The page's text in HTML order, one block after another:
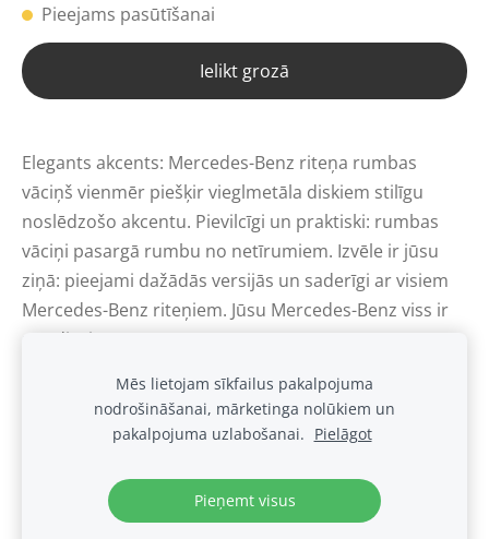
Pieejams pasūtīšanai
Ielikt grozā
Elegants akcents: Mercedes-Benz riteņa rumbas
vāciņš vienmēr piešķir vieglmetāla diskiem stilīgu
noslēdzošo akcentu. Pievilcīgi un praktiski: rumbas
vāciņi pasargā rumbu no netīrumiem. Izvēle ir jūsu
ziņā: pieejami dažādās versijās un saderīgi ar visiem
Mercedes-Benz riteņiem. Jūsu Mercedes-Benz viss ir
par dizainu.
Sīkdatnes
.
Mēs lietojam sīkfailus pakalpojuma
nodrošināšanai, mārketinga nolūkiem un
pakalpojuma uzlabošanai. Pielāgot
Pieņemt visus